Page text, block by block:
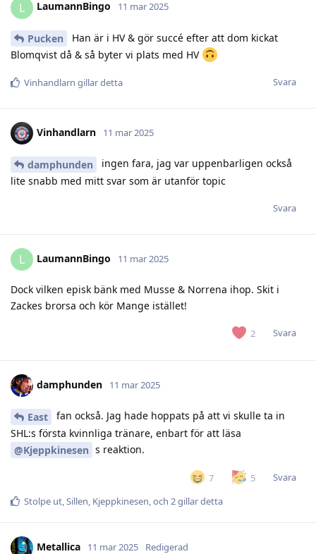
L LaumannBingo 11 mar 2025
Pucken
Han är i HV & gör succé efter att dom kickat
Blomqvist då & så byter vi plats med HV
Svara
Vinhandlarn gillar detta
Vinhandlarn 11 mar 2025
damphunden
ingen fara, jag var uppenbarligen också
lite snabb med mitt svar som är utanför topic
Svara
L LaumannBingo 11 mar 2025
Dock vilken episk bänk med Musse & Norrena ihop. Skit i
Zackes brorsa och kör Mange istället!
2 Svara
damphunden 11 mar 2025
East
fan också. Jag hade hoppats på att vi skulle ta in
SHL:s första kvinnliga tränare, enbart för att läsa
@Kjeppkinesen s reaktion.
7 5
Svara
Stolpe ut,Sillen, Kjeppkinesen, och 2gillar detta
Metallica 11 mar 2025 Redigerad